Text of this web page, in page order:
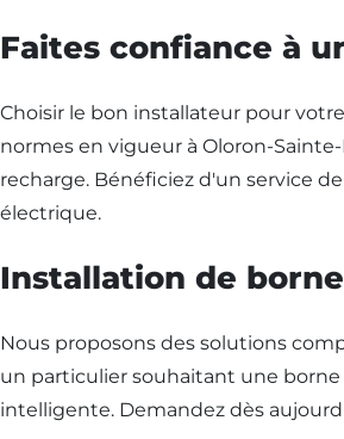
Faites confiance à
Choisir le bon installateur pour
normes en vigueur à Oloron-
recharge. Bénéficiez d'un service
électrique.
Installation de
Nous proposons des solutions
un particulier souhaitant une borne
intelligente. Demandez dès